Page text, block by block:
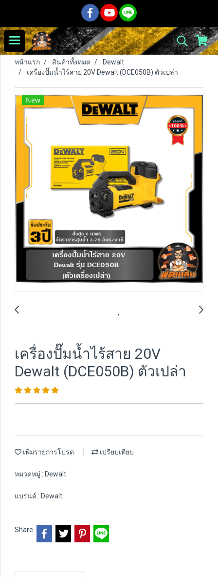
หน้าแรก สินค้าทั้งหมด
Dewalt
เครื่องปั๊มน้ำไร้สาย 20V Dewalt (DCE050B) ตัวเปล่า
New
เครื่องปั๊มน้ำไร้สาย 20V
Dewalt (DCE050B) ตัวเปล่า
เพิ่มรายการโปรด เปรียบเทียบ
หมวดหมู่ : Dewalt
แบรนด์ : Dewalt
Share